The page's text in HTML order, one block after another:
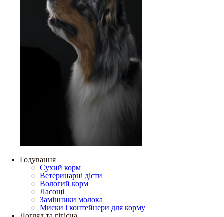
Годування
Сухий корм
Ветеринарні дієти
Вологий корм
Ласощі
Замінники молока
Миски і контейнери для корму